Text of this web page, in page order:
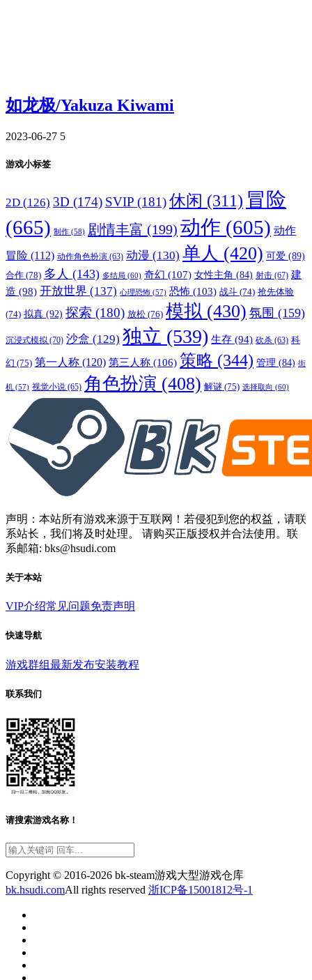
如龙极/Yakuza Kiwami
2023-06-27 5
游戏小标签
2D (126) 3D (174) SVIP (181)休闲 (311) 冒险
(665) 制作 (58) 剧情丰富 (199) 动作 (605) 动作
冒险 (112) 动作角色扮演 (63) 动漫 (130) 单人 (420) 可爱 (89)
合作 (78) 多人 (143) 多结局 (60) 奇幻 (107) 女性主角 (84) 射击 (67) 建
造 (98) 开放世界 (137) 心理恐怖 (57) 恐怖 (103) 战斗 (74) 抢先体验
(74) 拟真 (92) 探索 (180) 放松 (76) 模拟 (430) 氛围 (159)
沉浸式模拟 (70) 沙盒 (129) 独立 (539) 生存 (94) 砍杀 (63) 科
幻 (75) 第一人称 (120) 第三人称 (106) 策略 (344) 管理 (84) 街
机 (57) 视觉小说 (65) 角色扮演 (408) 解谜 (75) 选择取向 (60)
声明：本站所有游戏来源于互联网！若侵犯到您的权益，请联
系站长，我们将及时处理。 请购买正版授权并合法使用。联
系邮箱: bks@hsudi.com
关于本站
VIP介绍常见问题免责声明
快速导航
游戏群组最新发布安装教程
联系我们
请搜索游戏名称！
Copyright © 2016-2026 bk-steam游戏大型游戏仓库
bk.hsudi.comAll rights reserved 浙ICP备15001812号-1